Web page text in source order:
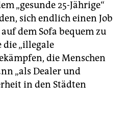
„gesunde 25-Jährige“
sich endlich einen Job
dem Sofa bequem zu
die „illegale
die Menschen
„als Dealer und
in den Städten